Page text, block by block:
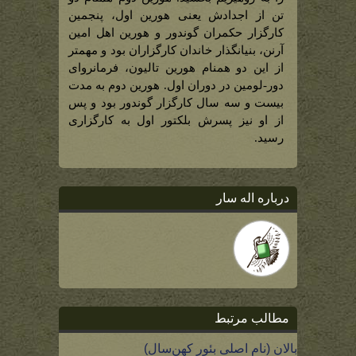
تن از اجدادش یعنی هورین اول، پنجمین
کارگزار حکمران گوندور و هورین اهل امین
آرنن، بنیانگذار خاندان کارگزاران بود و مهمتر
از این دو همنام هورین تالیون، فرمانروای
دور-لومین در دوران اول. هورین دوم به مدت
بیست و سه سال کارگزار گوندور بود و پس
از او نیز پسرش بلکتور اول به کارگزاری
رسید.
درباره اله سار
مطالب مرتبط
بالان (نام اصلی بئور کهن‌سال)